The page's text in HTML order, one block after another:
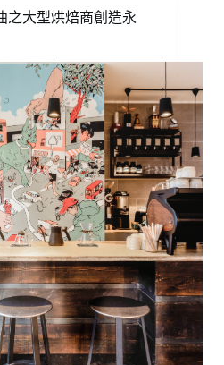
之大型烘焙商創造永